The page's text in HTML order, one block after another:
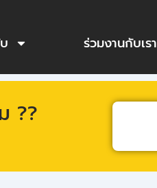
ร่วมงานกับเรา
??